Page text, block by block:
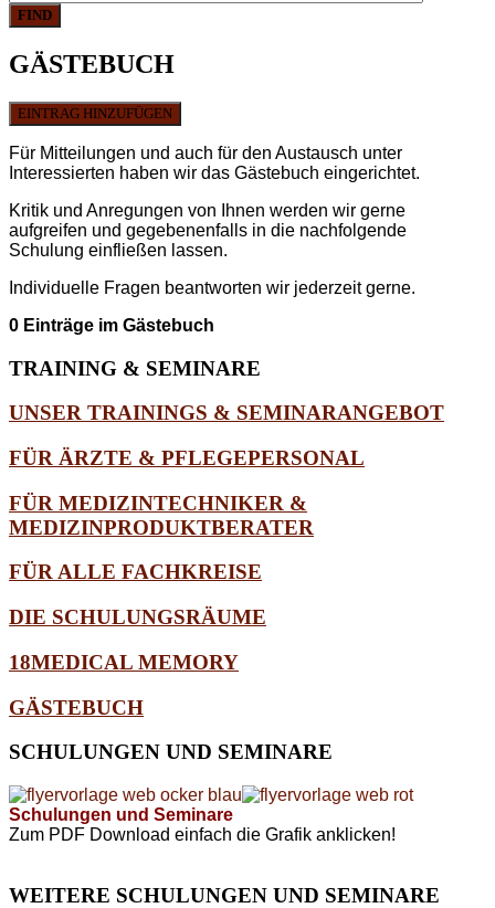
FIND
GÄSTEBUCH
EINTRAG HINZUFÜGEN
Für Mitteilungen und auch für den Austausch unter
Interessierten haben wir das Gästebuch eingerichtet.
Kritik und Anregungen von Ihnen werden wir gerne
aufgreifen und gegebenenfalls in die nachfolgende
Schulung einfließen lassen.
Individuelle Fragen beantworten wir jederzeit gerne.
0 Einträge im Gästebuch
TRAINING & SEMINARE
UNSER TRAININGS & SEMINARANGEBOT
FÜR ÄRZTE & PFLEGEPERSONAL
FÜR MEDIZINTECHNIKER &
MEDIZINPRODUKTBERATER
FÜR ALLE FACHKREISE
DIE SCHULUNGSRÄUME
18MEDICAL MEMORY
GÄSTEBUCH
SCHULUNGEN UND SEMINARE
Schulungen und Seminare
Zum PDF Download einfach die Grafik anklicken!
WEITERE SCHULUNGEN UND SEMINARE